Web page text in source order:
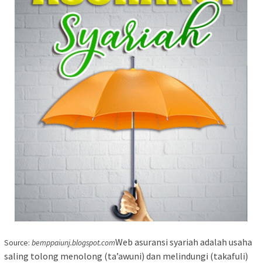
Source: bemppaiunj.blogspot.comWeb asuransi syariah adalah usaha
saling tolong menolong (ta’awuni) dan melindungi (takafuli)